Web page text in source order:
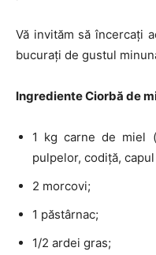
Vă invităm să încercați
bucurați de gustul
Ingrediente Ciorbă de
1 kg carne de miel
pulpelor, codiță,
2 morcovi;
1 păstârnac;
1/2 ardei gras;